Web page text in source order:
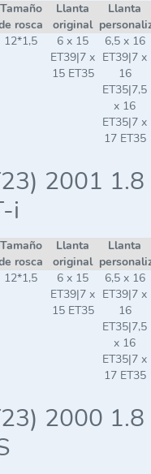
Tamaño
rosca
Llanta
original
Llanta
12*1,5
6 x 15
ET39|7 x
15 ET35
6,5 x 16
ET39|7 x
16
ET35|7,5
x 16
ET35|7 x
17 ET35
2001 1.8
i
Tamaño
rosca
Llanta
original
Llanta
12*1,5
6 x 15
ET39|7 x
15 ET35
6,5 x 16
ET39|7 x
16
ET35|7,5
x 16
ET35|7 x
17 ET35
2000 1.8